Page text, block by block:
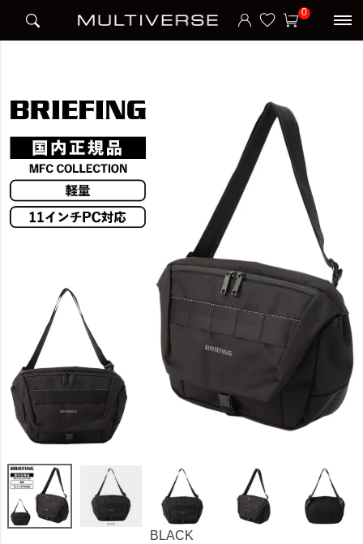
0
MFC MESSENGER S WR ショルダーバッグ Sサイズ MFC COLLECTION
BLACK